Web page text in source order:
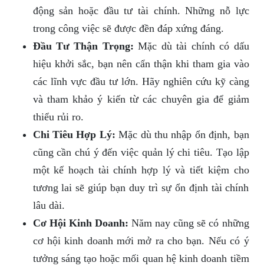
động sản hoặc đầu tư tài chính. Những nỗ lực
trong công việc sẽ được đền đáp xứng đáng.
Đầu Tư Thận Trọng: Mặc dù tài chính có dấu
hiệu khởi sắc, bạn nên cẩn thận khi tham gia vào
các lĩnh vực đầu tư lớn. Hãy nghiên cứu kỹ càng
và tham khảo ý kiến từ các chuyên gia để giảm
thiểu rủi ro.
Chi Tiêu Hợp Lý: Mặc dù thu nhập ổn định, bạn
cũng cần chú ý đến việc quản lý chi tiêu. Tạo lập
một kế hoạch tài chính hợp lý và tiết kiệm cho
tương lai sẽ giúp bạn duy trì sự ổn định tài chính
lâu dài.
Cơ Hội Kinh Doanh: Năm nay cũng sẽ có những
cơ hội kinh doanh mới mở ra cho bạn. Nếu có ý
tưởng sáng tạo hoặc mối quan hệ kinh doanh tiềm